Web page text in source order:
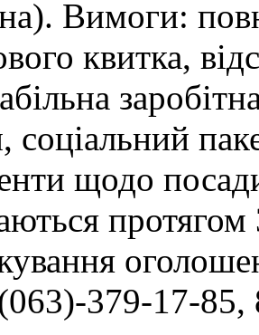
Вимоги:
квитка,
соціальний
щодо посади
протягом
379-17-